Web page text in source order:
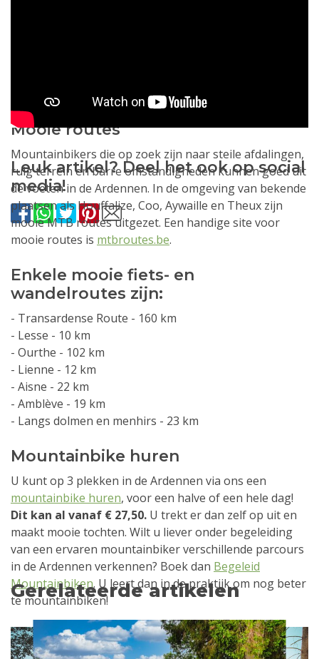
routes is
randovelo.org
Mooie routes
Mountainbikers die op zoek zijn naar steile afdalingen,
ruig terrein en barre omstandigheden kunnen goed uit
de voeten in de Ardennen. In de omgeving van bekende
plaatsen als Houffalize, Coo, Aywaille en Theux zijn
mooie MTB routes uitgezet. Een handige site voor
mooie routes is mtbroutes.be.
Enkele mooie fiets- en
wandelroutes zijn:
- Transardense Route - 160 km
- Lesse - 10 km
- Ourthe - 102 km
- Lienne - 12 km
- Aisne - 22 km
- Amblève - 19 km
- Langs dolmen en menhirs - 23 km
Mountainbike huren
U kunt op 3 plekken in de Ardennen via ons een
mountainbike huren, voor een halve of een hele dag!
Dit kan al vanaf € 27,50. U trekt er dan zelf op uit en
maakt mooie tochten. Wilt u liever onder begeleiding
van een ervaren mountainbiker verschillende parcours
in de Ardennen verkennen? Boek dan Begeleid
Mountainbiken. U leert dan in de praktijk om nog beter
te mountainbiken!
Leuk artikel? Deel het ook op social
media!
Gerelateerde artikelen